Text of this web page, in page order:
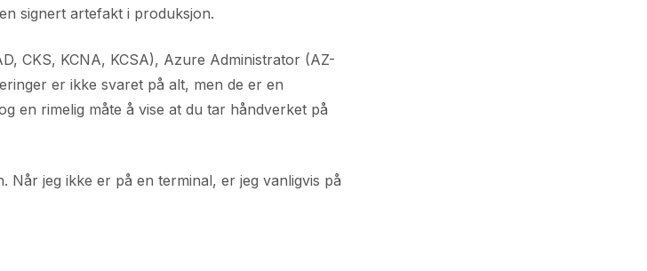
signert artefakt i produksjon.
CKS, KCNA, KCSA), Azure Administrator (AZ-
er ikke svaret på alt, men de er en
en rimelig måte å vise at du tar håndverket på
Når jeg ikke er på en terminal, er jeg vanligvis på